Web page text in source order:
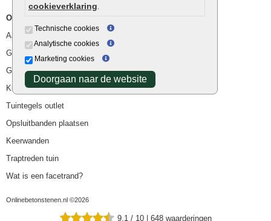
cookieverklaring
Technische cookies
Analytische cookies
Marketing cookies
Doorgaan naar de website
Overig
Aanbiedingen
Goedkope bestrating
Goedkope tuintegels
Kunstgras
Tuintegels outlet
Opsluitbanden plaatsen
Keerwanden
Traptreden tuin
Wat is een facetrand?
Onlinebetonstenen.nl ©2026
9.1 / 10 | 648 waarderingen